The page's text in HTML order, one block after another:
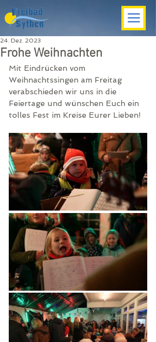
Frohe Weihnachten
24. Dez. 2023
Mit Eindrücken vom
Weihnachtssingen am Freitag
verabschieden wir uns in die
Feiertage und wünschen Euch ein
tolles Fest im Kreise Eurer Lieben!